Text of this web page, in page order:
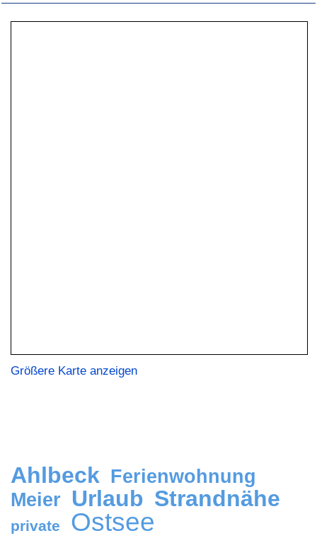
Größere Karte anzeigen
Ahlbeck Ferienwohnung
Meier Urlaub Strandnähe
private Ostsee